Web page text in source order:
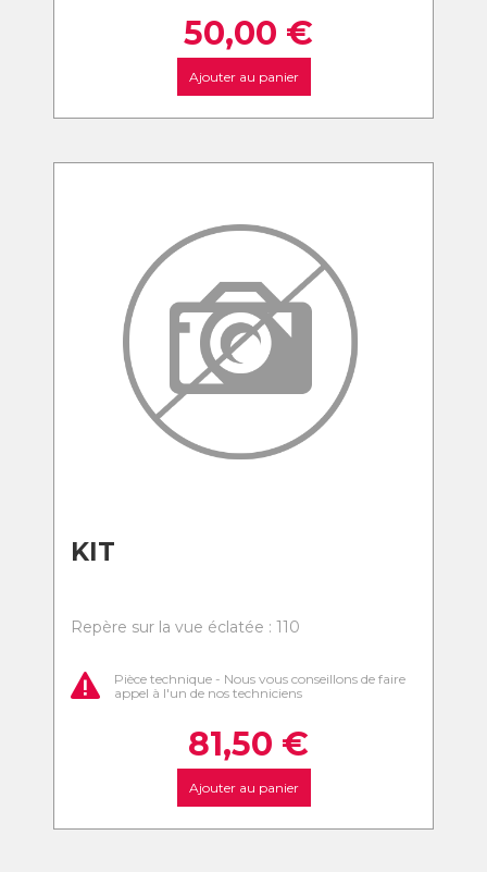
50,00 €
Ajouter au panier
KIT
Repère sur la vue éclatée : 110
Pièce technique - Nous vous conseillons de faire
appel à l'un de nos techniciens
81,50 €
Ajouter au panier